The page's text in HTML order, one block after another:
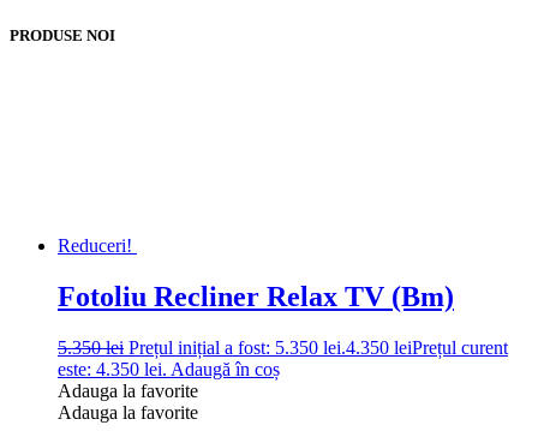
PRODUSE NOI
Reduceri!
Fotoliu Recliner Relax TV (Bm)
5.350lei Prețul inițial a fost: 5.350 lei.4.350 leiPrețul curent
este: 4.350 lei. Adaugă în coș
Adauga la favorite
Adauga la favorite